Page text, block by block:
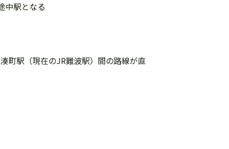
中駅となる
町駅（現在のJR難波駅）間の路線が直